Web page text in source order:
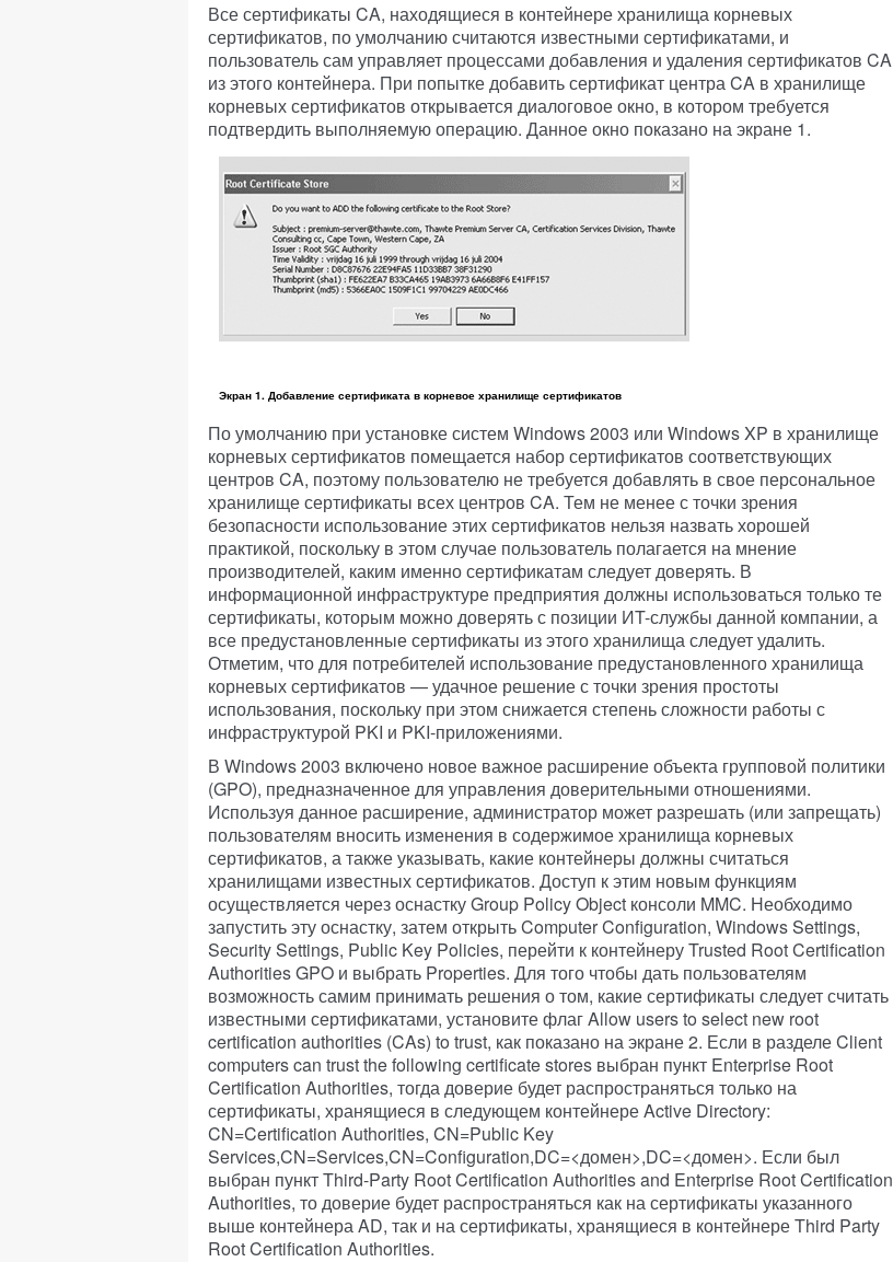
Все сертификаты CA, находящиеся в контейнере хранилища корневых
сертификатов, по умолчанию считаются известными сертификатами, и
пользователь сам управляет процессами добавления и удаления сертификатов CA
из этого контейнера. При попытке добавить сертификат центра CA в хранилище
корневых сертификатов открывается диалоговое окно, в котором требуется
подтвердить выполняемую операцию. Данное окно показано на экране 1.
Экран 1. Добавление сертификата в корневое хранилище сертификатов
По умолчанию при установке систем Windows 2003 или Windows XP в хранилище
корневых сертификатов помещается набор сертификатов соответствующих
центров CA, поэтому пользователю не требуется добавлять в свое персональное
хранилище сертификаты всех центров CA. Тем не менее с точки зрения
безопасности использование этих сертификатов нельзя назвать хорошей
практикой, поскольку в этом случае пользователь полагается на мнение
производителей, каким именно сертификатам следует доверять. В
информационной инфраструктуре предприятия должны использоваться только те
сертификаты, которым можно доверять с позиции ИT-службы данной компании, а
все предустановленные сертификаты из этого хранилища следует удалить.
Отметим, что для потребителей использование предустановленного хранилища
корневых сертификатов — удачное решение с точки зрения простоты
использования, поскольку при этом снижается степень сложности работы с
инфраструктурой PKI и PKI-приложениями.
В Windows 2003 включено новое важное расширение объекта групповой политики
(GPO), предназначенное для управления доверительными отношениями.
Используя данное расширение, администратор может разрешать (или запрещать)
пользователям вносить изменения в содержимое хранилища корневых
сертификатов, а также указывать, какие контейнеры должны считаться
хранилищами известных сертификатов. Доступ к этим новым функциям
осуществляется через оснастку Group Policy Object консоли MMC. Необходимо
запустить эту оснастку, затем открыть Computer Configuration, Windows Settings,
Security Settings, Public Key Policies, перейти к контейнеру Trusted Root Certification
Authorities GPO и выбрать Properties. Для того чтобы дать пользователям
возможность самим принимать решения о том, какие сертификаты следует считать
известными сертификатами, установите флаг Allow users to select new root
certification authorities (CAs) to trust, как показано на экране 2. Если в разделе Client
computers can trust the following certificate stores выбран пункт Enterprise Root
Certification Authorities, тогда доверие будет распространяться только на
сертификаты, хранящиеся в следующем контейнере Active Directory:
CN=Certification Authorities, CN=Public Key
Services,CN=Services,CN=Configuration,DC=<домен>,DC=<домен>. Если был
выбран пункт Third-Party Root Certification Authorities and Enterprise Root Certification
Authorities, то доверие будет распространяться как на сертификаты указанного
выше контейнера AD, так и на сертификаты, хранящиеся в контейнере Third Party
Root Certification Authorities.